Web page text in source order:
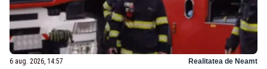
6 aug. 2026, 14:57 Realitatea de Neamt